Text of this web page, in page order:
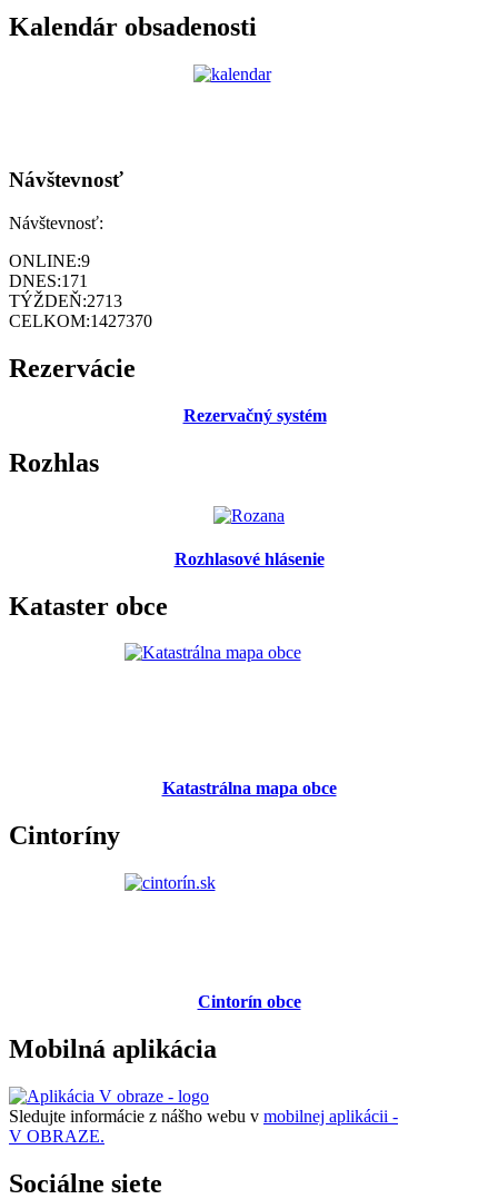
Kalendár obsadenosti
Návštevnosť
Návštevnosť:
ONLINE:9
DNES:171
TÝŽDEŇ:2713
CELKOM:1427370
Rezervácie
Rezervačný systém
Rozhlas
Rozhlasové hlásenie
Kataster obce
Katastrálna mapa obce
Cintoríny
Cintorín obce
Mobilná aplikácia
Sledujte informácie z nášho webu v mobilnej aplikácii -
V OBRAZE.
Sociálne siete